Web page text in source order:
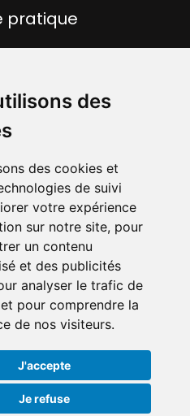
des
des cookies et
de suivi
votre expérience
sur notre site, pour
un contenu
et des publicités
analyser le trafic de
pour comprendre la
de nos visiteurs.
J'accepte
Je refuse
pratique
Horaires et services communaux
Infos pratiques
Travaux importants en cours
À louer / à vendre
du Locle. Made with